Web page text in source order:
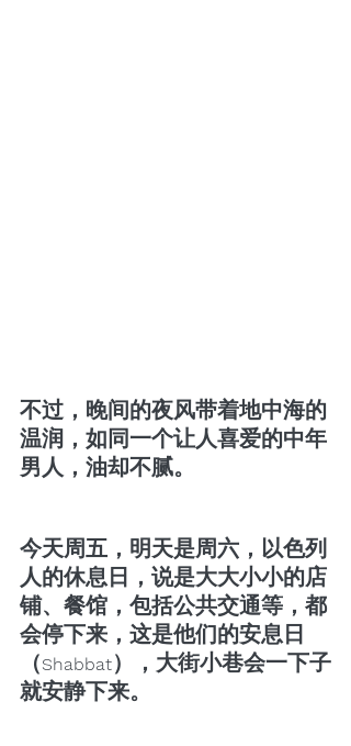
不过，晚间的夜风带着地中海的
温润，如同一个让人喜爱的中年
男人，油却不腻。
今天周五，明天是周六，以色列
人的休息日，说是大大小小的店
铺、餐馆，包括公共交通等，都
会停下来，这是他们的安息日
（Shabbat），大街小巷会一下子
就安静下来。